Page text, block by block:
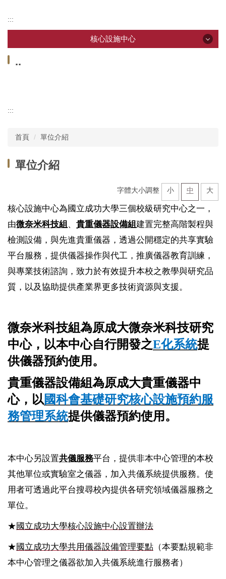
:::
核心設施中心
核心設施中心
..
:::
首頁 單位介紹
單位介紹
字體大小調整 小 中 大
核心設施中心為國立成功大學三個校級研究中心之一，
由微奈米科技組 、 貴重儀器設備組建置完整高階製程與
檢測設備，與先進貴重儀器，透過公開穩定的共享實驗
平台服務，提供儀器操作與代工，推廣儀器教育訓練，
與專業技術諮詢，致力於有效提升本校之教學與研究品
質，以及協助提供產業界更多技術資源與支援。
微奈米科技組為原成大微奈米科技研究
中心，以本中心自行開發之E化系統提
供儀器預約使用。
貴重儀器設備組為原成大貴重儀器中
心，以國科會基礎研究核心設施預約服
務管理系統提供儀器預約使用。
本中心另設置共儀服務平台，提供非本中心管理的本校
其他單位或實驗室之儀器，加入共儀系統提供服務。使
用者可透過此平台搜尋校內提供各研究領域儀器服務之
單位。
★國立成功大學核心設施中心設置辦法
★國立成功大學共用儀器設備管理要點 （本要點規範非
本中心管理之儀器欲加入共儀系統進行服務者）